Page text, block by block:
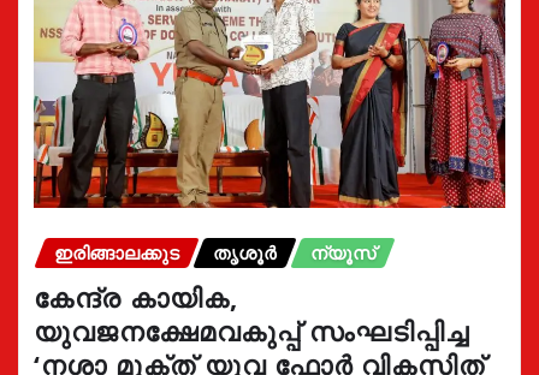
ഇരിങ്ങാലക്കുട തൃശൂർ ന്യൂസ്
കേന്ദ്ര കായിക,
യുവജനക്ഷേമവകുപ്പ് സംഘടിപ്പിച്ച
‘നശാ മുക്ത് യുവ ഫോർ വികസിത്